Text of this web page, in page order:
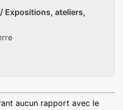
Expositions, ateliers,
aucun rapport avec le